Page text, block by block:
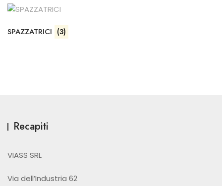
SPAZZATRICI (3)
Recapiti
VIASS SRL
Via dell’Industria 62